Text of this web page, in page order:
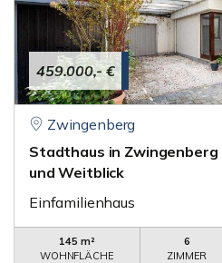
459.000,- €
Zwingenberg
Stadthaus in
und Weitblick
Einfamilienhaus
145 m²
WOHNFLÄCHE
6
ZIMMER